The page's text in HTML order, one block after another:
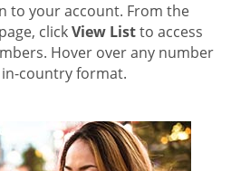
to your account. From the
clickView Listto access
Hover over any number
country format.